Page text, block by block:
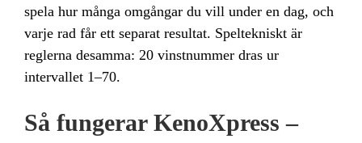
spela hur många omgångar du vill under en dag, och
varje rad får ett separat resultat. Speltekniskt är
reglerna desamma: 20 vinstnummer dras ur
intervallet 1–70.
Så fungerar KenoXpress –